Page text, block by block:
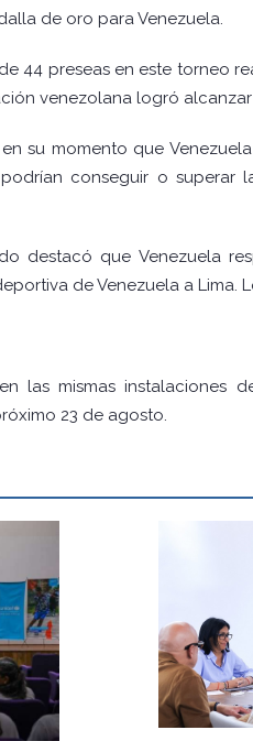
de oro para Venezuela.
44 preseas en este torneo
venezolana logró
su momento que
conseguir o superar
destacó que Venezuela
de Venezuela a Lima.
las mismas instalaciones
23 de agosto.